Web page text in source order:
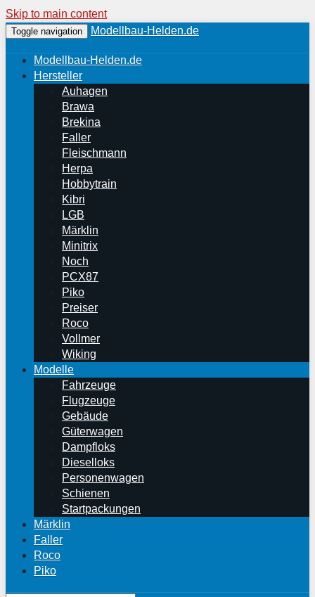
Skip to main content
Toggle navigation Modellbau-Helden.de
Modellbau-Helden.de
Hersteller
Auhagen
Brawa
Brekina
Faller
Fleischmann
Herpa
Hobbytrain
Kibri
LGB
Märklin
Minitrix
Noch
PCX87
Piko
Preiser
Roco
Vollmer
Wiking
Modelle
Fahrzeuge
Flugzeuge
Gebäude
Güterwagen
Dampfloks
Dieselloks
Personenwagen
Schienen
Startpackungen
Märklin
Faller
Roco
Piko